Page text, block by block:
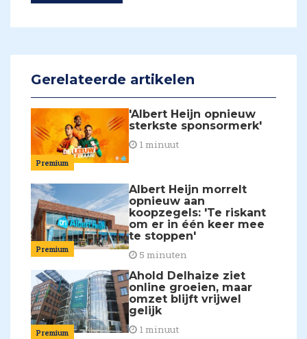
Gerelateerde artikelen
Premium
'Albert Heijn opnieuw
sterkste sponsormerk'
1 minuut
Premium
Albert Heijn morrelt
opnieuw aan
koopzegels: 'Te riskant
om er in één keer mee
te stoppen'
5 minuten
Premium
Ahold Delhaize ziet
online groeien, maar
omzet blijft vrijwel
gelijk
1 minuut